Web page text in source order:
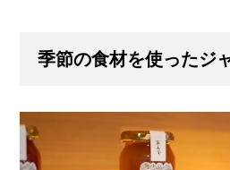
季節の食材を使ったジ